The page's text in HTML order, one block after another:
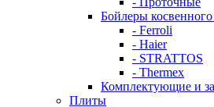
Бойлеры косвенного
- Ferroli
- Haier
- STRATTOS
- Thermex
Комплектующие и
Плиты